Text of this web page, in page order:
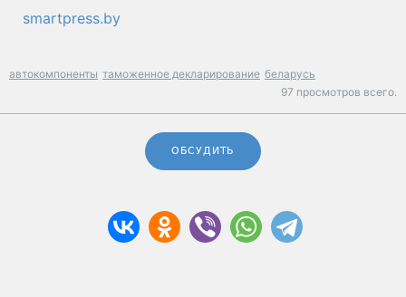
smartpress.by
автокомпоненты таможенное декларирование беларусь
97 просмотров всего.
ОБСУДИТЬ